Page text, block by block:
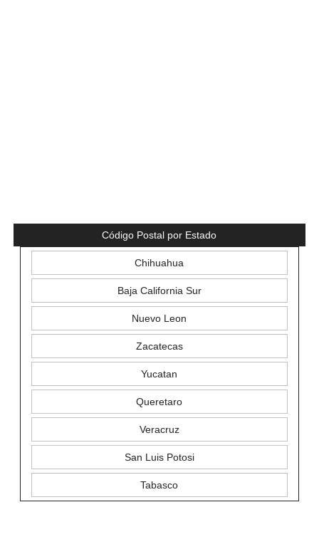
Código Postal por Estado
Chihuahua
Baja California Sur
Nuevo Leon
Zacatecas
Yucatan
Queretaro
Veracruz
San Luis Potosi
Tabasco